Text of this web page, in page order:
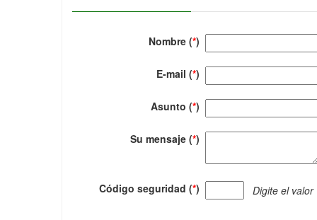
Nombre (*)
E-mail (*)
Asunto (*)
Su mensaje (*)
Código seguridad (*) Digite el valor